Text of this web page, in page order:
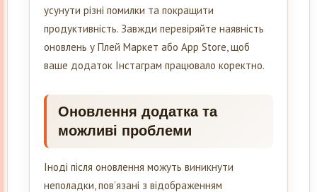
усунути різні помилки та покращити
продуктивність. Завжди перевіряйте наявність
оновлень у Плей Маркет або App Store, щоб
ваше додаток Інстаграм працювало коректно.
Оновлення додатка та
можливі проблеми
Іноді після оновлення можуть виникнути
неполадки, пов’язані з відображенням